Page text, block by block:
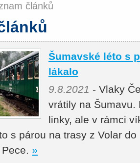
článků
Šumavské léto s
lákalo
9.8.2021 - Vlaky
vrátily na Šumavu.
linky, ale v rámci
s párou na trasy z Volar
»